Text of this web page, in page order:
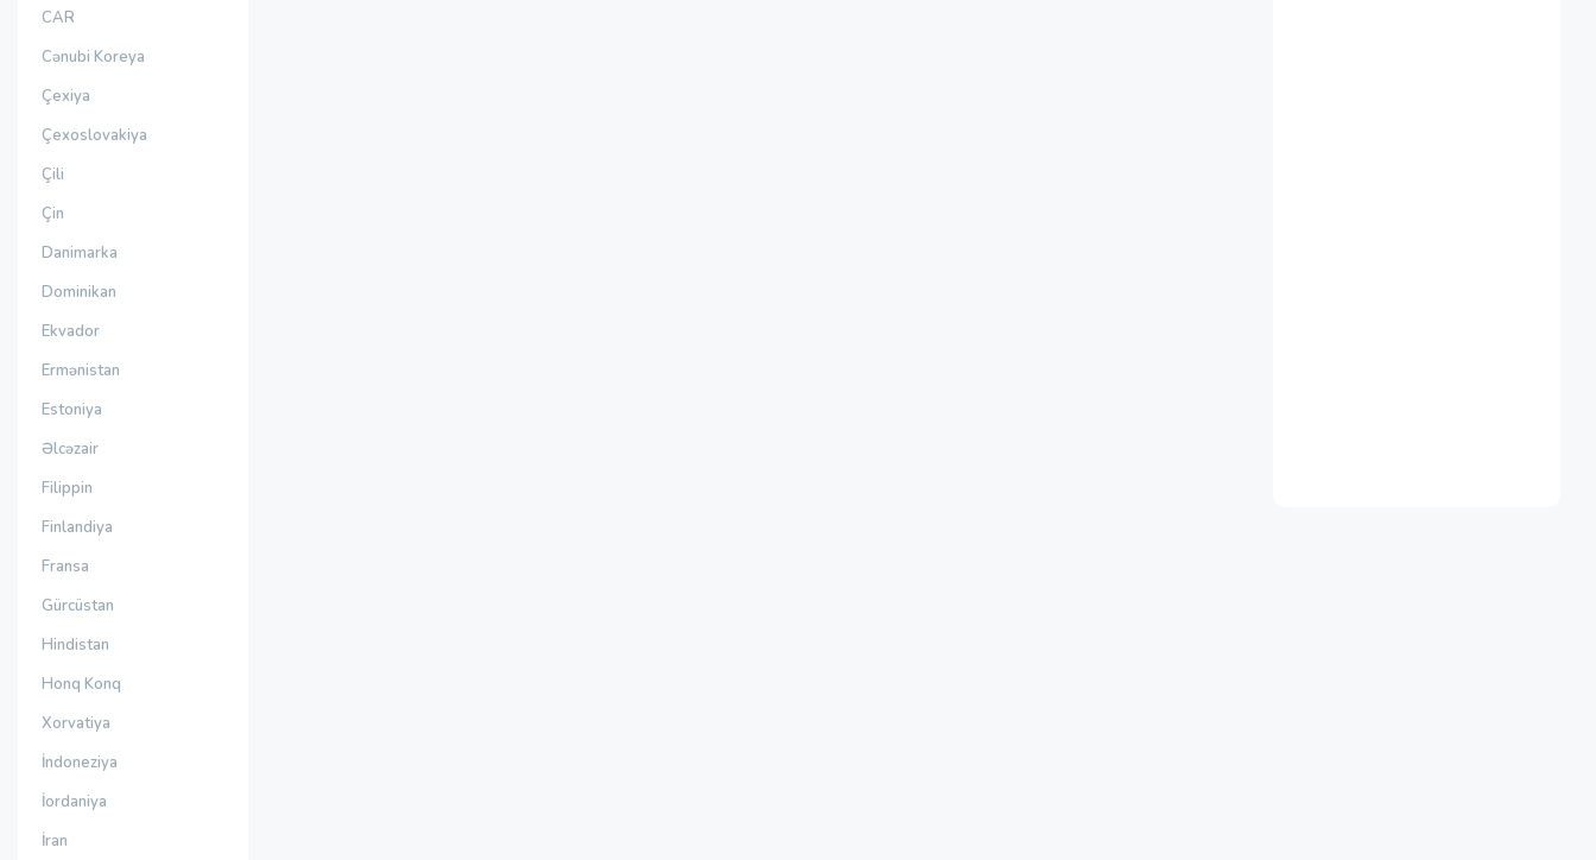
CAR
Cənubi Koreya
Çexiya
Çexoslovakiya
Çili
Çin
Danimarka
Dominikan
Ekvador
Ermənistan
Estoniya
Əlcəzair
Filippin
Finlandiya
Fransa
Gürcüstan
Hindistan
Honq Konq
Xorvatiya
İndoneziya
İordaniya
İran